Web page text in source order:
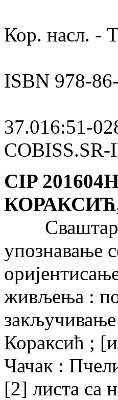
Кор. насл. -
ISBN 978-
37.016:51-
COBISS.SR-
CIP
КОРАКСИЋ,
упознавање
живљења :
Кораксић ;
Чачак :
[2] листа са